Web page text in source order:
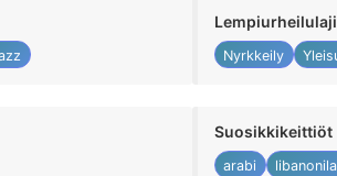
Lempiurheilulaji
Nyrkkeily
Suosikkikeittiöt
arabi